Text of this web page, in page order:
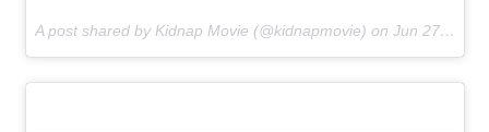
A post shared by Kidnap Movie (@kidnapmovie) on Jun 27, 2017 at 6:07pm PDT